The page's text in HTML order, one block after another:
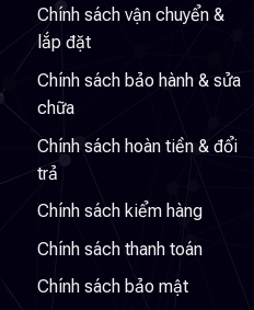
Chính sách vận chuyển &
lắp đặt
Chính sách bảo hành & sửa
chữa
Chính sách hoàn tiền & đổi
trả
Chính sách kiểm hàng
Chính sách thanh toán
Chính sách bảo mật